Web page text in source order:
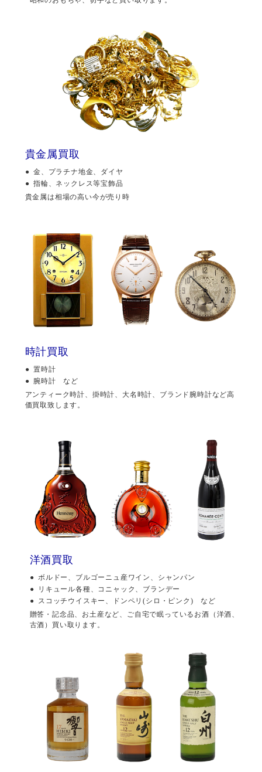
貴金属買取
金、プラチナ地金、ダイヤ
指輪、ネックレス等宝飾品
貴金属は相場の高い今が売り時
時計買取
置時計
腕時計 など
アンティーク時計、掛時計、大名時計、ブランド腕時計など高
価買取致します。
洋酒買取
ボルドー、ブルゴーニュ産ワイン、シャンパン
リキュール各種、コニャック、ブランデー
スコッチウイスキー、ドンペリ(シロ・ピンク) など
贈答・記念品、お土産など、ご自宅で眠っているお酒（洋酒、
古酒）買い取ります。